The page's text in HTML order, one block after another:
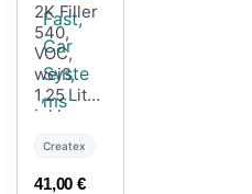
2K Filler
540,
VOC,
weiß,
1,25 Liter,
inkl.
Härter
Fast, Car
Systems
Createx
41,00€